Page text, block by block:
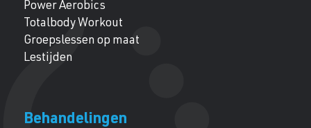
Power Aerobics
Totalbody Workout
Groepslessen op maat
Lestijden
Behandelingen